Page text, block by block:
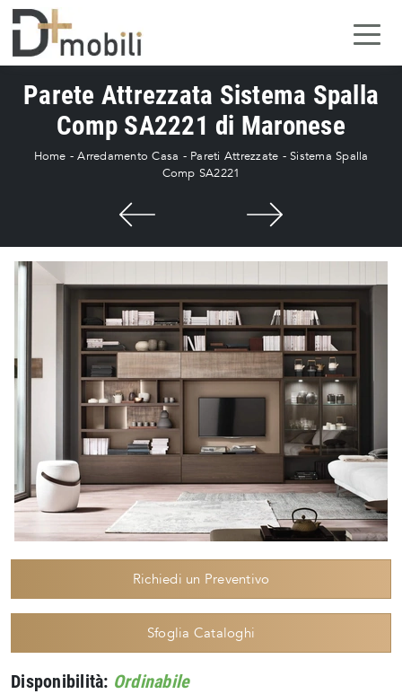
Parete Attrezzata Sistema Spalla
Comp SA2221 di Maronese
Home -Arredamento Casa - Pareti Attrezzate - Sistema Spalla
Comp SA2221
Richiedi un Preventivo
Sfoglia Cataloghi
Disponibilità: Ordinabile